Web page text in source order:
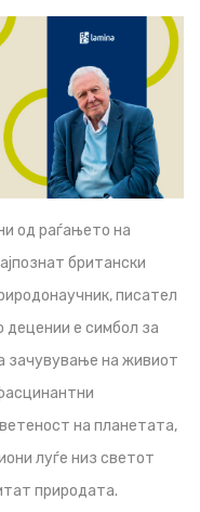
од раѓањето на
британски
писател
децении е симбол за
зачувување на живиот
на планетата,
луѓе низ светот
природата.